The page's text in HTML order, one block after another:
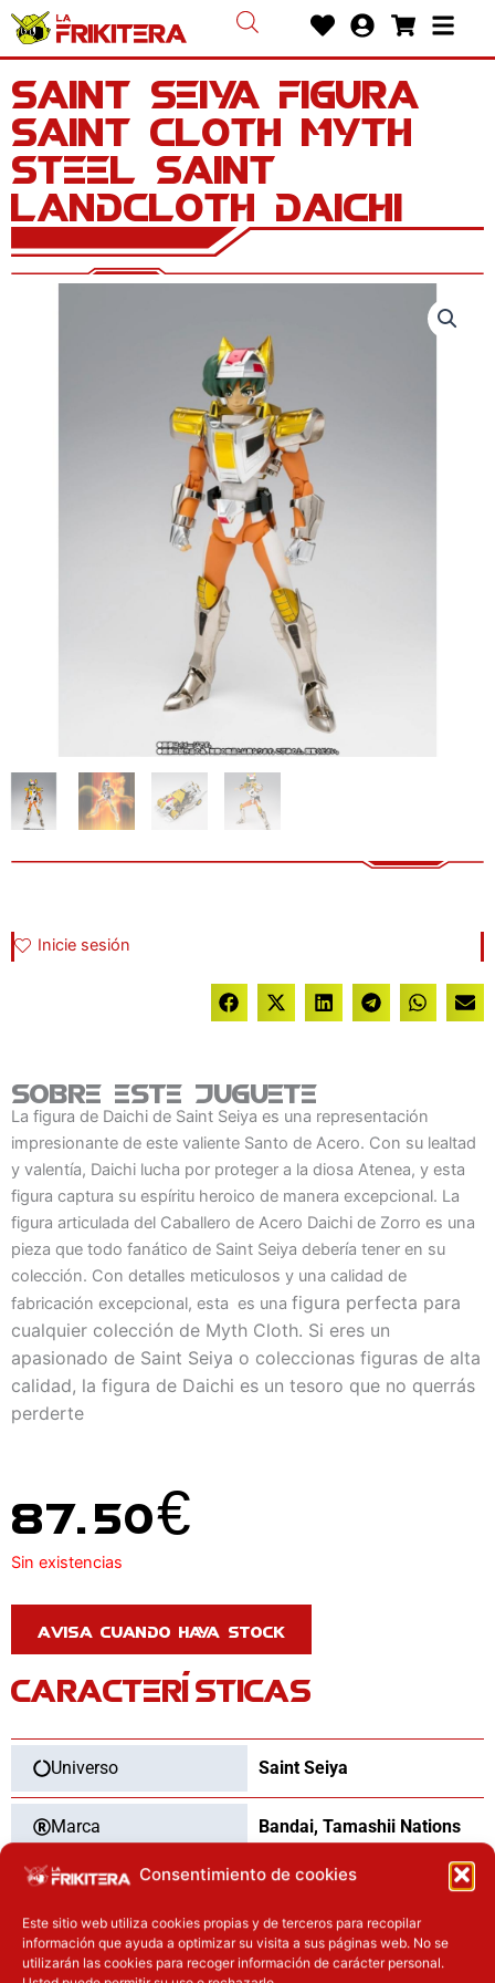
Consentimiento de cookies
Este sitio web utiliza cookies propias y de terceros para recopilar
información que ayuda a optimizar su visita a sus páginas web. No se
utilizarán las cookies para recoger información de carácter personal.
contenido
HeartUser-
circlecart
Bars
Saint Seiya Figura
Saint Cloth Myth
Steel Saint
Landcloth Daichi
Inicie sesión
Sobre este juguete
La figura de Daichi de Saint Seiya es una representación
impresionante de este valiente Santo de Acero. Con su lealtad
y valentía, Daichi lucha por proteger a la diosa Atenea, y esta
figura captura su espíritu heroico de manera excepcional. La
figura articulada del Caballero de Acero Daichi de Zorro es una
pieza que todo fanático de Saint Seiya debería tener en su
colección. Con detalles meticulosos y una calidad de
fabricación excepcional, esta es una figura perfecta para
cualquier colección de Myth Cloth. Si eres un
apasionado de Saint Seiya o coleccionas figuras de alta
calidad, la figura de Daichi es un tesoro que no querrás
perderte
87.50€
Sin existencias
CARACTERÍSTICAS
Universo Saint Seiya
Marca Bandai, Tamashii Nations
Categoría Figuras
Tipo Nuevo